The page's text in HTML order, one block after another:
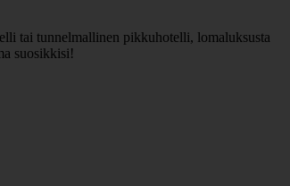
tai tunnelmallinen pikkuhotelli, lomaluksusta
suosikkisi!